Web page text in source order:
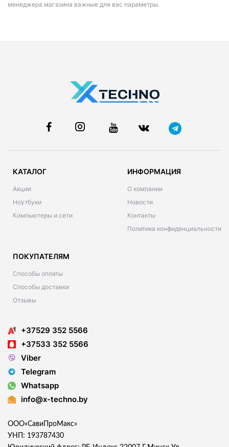
менеджера магазина важные для вас параметры.
КАТАЛОГ
Акции
Ноутбуки
Компьютеры и сети
ИНФОРМАЦИЯ
О компании
Новости
Контакты
Политика конфиденциальности
ПОКУПАТЕЛЯМ
Способы оплаты
Способы доставки
Отзывы
+37529 352 5566
+37533 352 5566
Viber
Telegram
Whatsapp
info@x-techno.by
ООО«СавиПроМакс»
УНП: 193787430